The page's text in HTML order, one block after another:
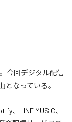
。今回デジタル配信
となっている。
、 LINE MUSIC、